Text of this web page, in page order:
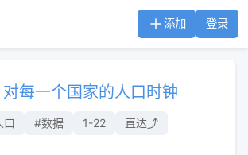
添加 登录
每一个国家的人口时钟
口 #数据 1-22 直达⤴︎